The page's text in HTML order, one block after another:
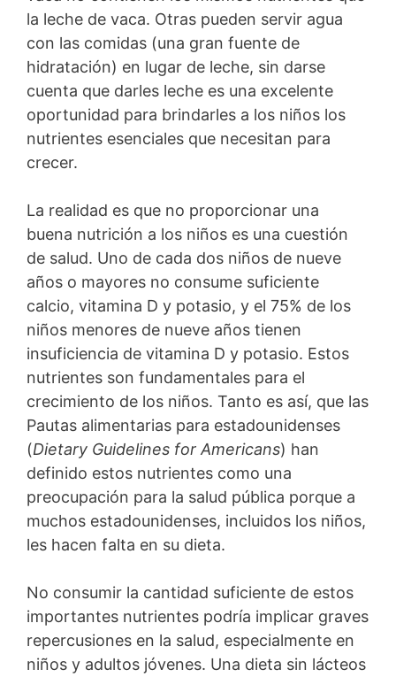
la leche de vaca. Otras pueden servir agua
con las comidas (una gran fuente de
hidratación) en lugar de leche, sin darse
cuenta que darles leche es una excelente
oportunidad para brindarles a los niños los
nutrientes esenciales que necesitan para
crecer.
La realidad es que no proporcionar una
buena nutrición a los niños es una cuestión
de salud. Uno de cada dos niños de nueve
años o mayores no consume suficiente
calcio, vitamina D y potasio, y el 75% de los
niños menores de nueve años tienen
insuficiencia de vitamina D y potasio. Estos
nutrientes son fundamentales para el
crecimiento de los niños. Tanto es así, que las
Pautas alimentarias para estadounidenses
(Dietary Guidelines for Americans) han
definido estos nutrientes como una
preocupación para la salud pública porque a
muchos estadounidenses, incluidos los niños,
les hacen falta en su dieta.
No consumir la cantidad suficiente de estos
importantes nutrientes podría implicar graves
repercusiones en la salud, especialmente en
niños y adultos jóvenes. Una dieta sin lácteos